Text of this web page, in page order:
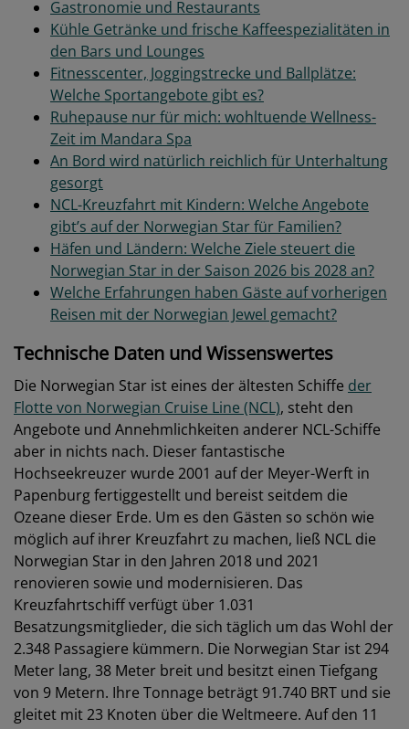
Gastronomie und Restaurants
Kühle Getränke und frische Kaffeespezialitäten in
den Bars und Lounges
Fitnesscenter, Joggingstrecke und Ballplätze:
Welche Sportangebote gibt es?
Ruhepause nur für mich: wohltuende Wellness-
Zeit im Mandara Spa
An Bord wird natürlich reichlich für Unterhaltung
gesorgt
NCL-Kreuzfahrt mit Kindern: Welche Angebote
gibt’s auf der Norwegian Star für Familien?
Häfen und Ländern: Welche Ziele steuert die
Norwegian Star in der Saison 2026 bis 2028 an?
Welche Erfahrungen haben Gäste auf vorherigen
Reisen mit der Norwegian Jewel gemacht?
Technische Daten und Wissenswertes
Die Norwegian Star ist eines der ältesten Schiffe der
Flotte von Norwegian Cruise Line (NCL), steht den
Angebote und Annehmlichkeiten anderer NCL-Schiffe
aber in nichts nach. Dieser fantastische
Hochseekreuzer wurde 2001 auf der Meyer-Werft in
Papenburg fertiggestellt und bereist seitdem die
Ozeane dieser Erde. Um es den Gästen so schön wie
möglich auf ihrer Kreuzfahrt zu machen, ließ NCL die
Norwegian Star in den Jahren 2018 und 2021
renovieren sowie und modernisieren. Das
Kreuzfahrtschiff verfügt über 1.031
Besatzungsmitglieder, die sich täglich um das Wohl der
2.348 Passagiere kümmern. Die Norwegian Star ist 294
Meter lang, 38 Meter breit und besitzt einen Tiefgang
von 9 Metern. Ihre Tonnage beträgt 91.740 BRT und sie
gleitet mit 23 Knoten über die Weltmeere. Auf den 11